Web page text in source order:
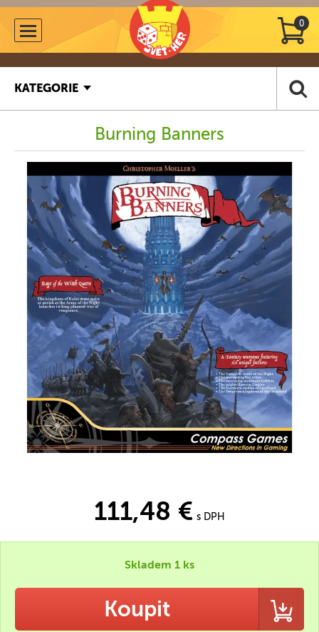
0
KATEGORIE
Burning Banners
111,48 € s DPH
Skladem 1 ks
Koupit